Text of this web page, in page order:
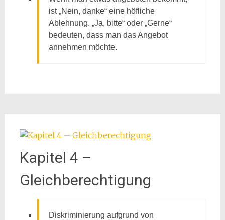
ist „Nein, danke“ eine höfliche
Ablehnung. „Ja, bitte“ oder „Gerne“
bedeuten, dass man das Angebot
annehmen möchte.
Kapitel 4 –
Gleichberechtigung
Diskriminierung aufgrund von